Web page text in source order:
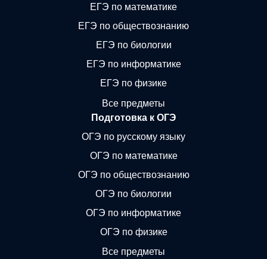
ЕГЭ по математике
ЕГЭ по обществознанию
ЕГЭ по биологии
ЕГЭ по информатике
ЕГЭ по физике
Все предметы
Подготовка к ОГЭ
ОГЭ по русскому языку
ОГЭ по математике
ОГЭ по обществознанию
ОГЭ по биологии
ОГЭ по информатике
ОГЭ по физике
Все предметы